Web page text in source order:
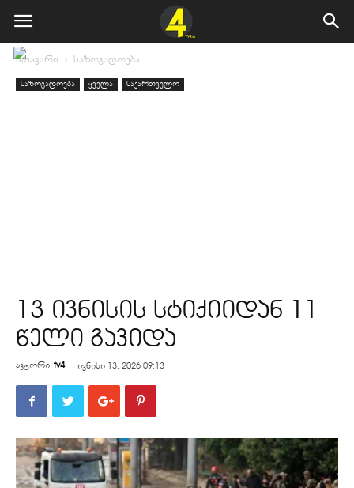
მთავარი საზოგადოება
საზოგადოება ყველა საქართველო
13 ივნისის სტიქიიდან 11
წელი გავიდა
ავტორი tv4 - ივნისი 13, 2026 09:13